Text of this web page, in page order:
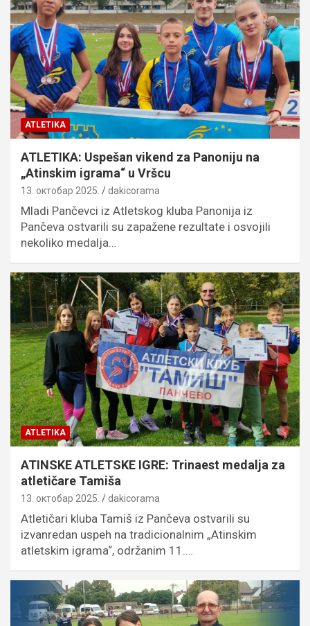
ATLETIKA
ATLETIKA: Uspešan vikend za Panoniju na
„Atinskim igrama“ u Vršcu
13. октобар 2025. dakicorama
Mladi Pančevci iz Atletskog kluba Panonija iz
Pančeva ostvarili su zapažene rezultate i osvojili
nekoliko medalja…
ATLETIKA
ATINSKE ATLETSKE IGRE: Trinaest medalja za
atletičare Tamiša
13. октобар 2025. dakicorama
Atletičari kluba Tamiš iz Pančeva ostvarili su
izvanredan uspeh na tradicionalnim „Atinskim
atletskim igrama“, održanim 11.…